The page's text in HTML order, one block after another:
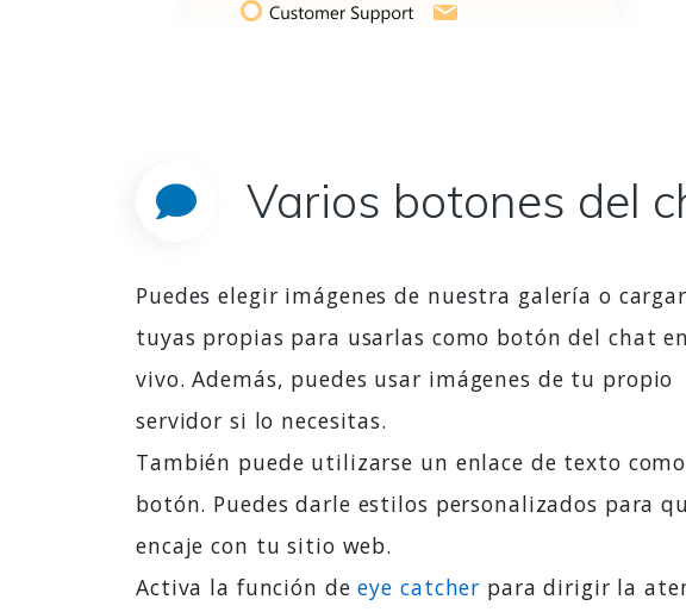
Varios botones del
Puedes elegir imágenes de nuestra galería o
tuyas propias para usarlas como botón del chat en
vivo. Además, puedes usar imágenes de tu propio
servidor si lo necesitas.
También puede utilizarse un enlace de texto como
botón. Puedes darle estilos personalizados para
encaje con tu sitio web.
Activa la función deeye catcher para dirigir la